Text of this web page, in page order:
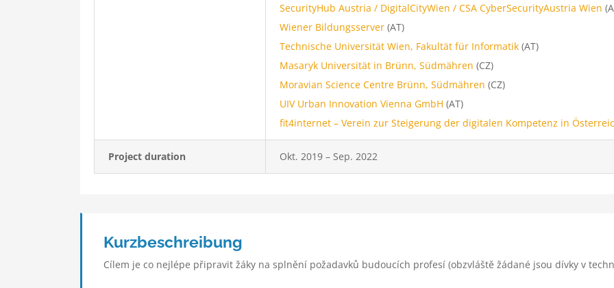
SecurityHub Austria / DigitalCityWien / CSA CyberSecurityAustria Wien
Wiener Bildungsserver (AT)
Technische Universität Wien, Fakultät für Informatik (AT)
Masaryk Universität in Brünn, Südmähren (CZ)
Moravian Science Centre Brünn, Südmähren (CZ)
UIV Urban Innovation Vienna GmbH (AT)
fit4internet – Verein zur Steigerung der digitalen Kompetenz in
Project duration Okt. 2019 – Sep. 2022
Kurzbeschreibung
Cílem je co nejlépe připravit žáky na splnění požadavků budoucích profesí (obzvláště žádané jsou dívky v